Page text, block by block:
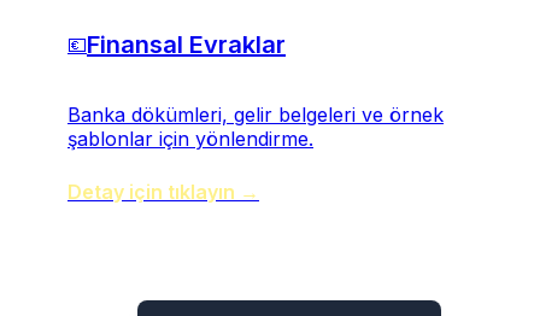
💶Finansal Evraklar
Banka dökümleri, gelir belgeleri ve örnek
şablonlar için yönlendirme.
Detay için tıklayın →